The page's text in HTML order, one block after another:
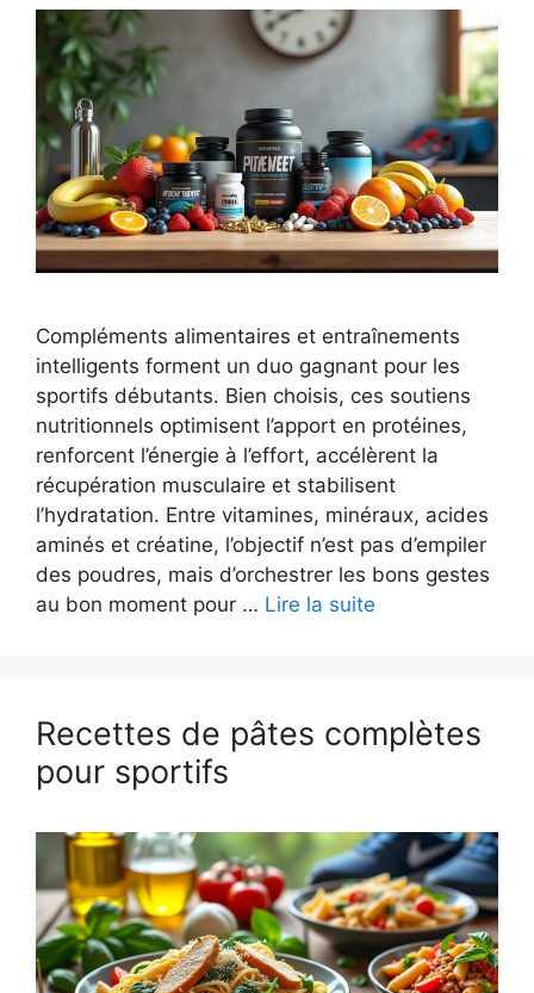
Compléments alimentaires et entraînements
intelligents forment un duo gagnant pour les
sportifs débutants. Bien choisis, ces soutiens
nutritionnels optimisent l’apport en protéines,
renforcent l’énergie à l’effort, accélèrent la
récupération musculaire et stabilisent
l’hydratation. Entre vitamines, minéraux, acides
aminés et créatine, l’objectif n’est pas d’empiler
des poudres, mais d’orchestrer les bons gestes
au bon moment pour … Lire la suite
Recettes de pâtes complètes
pour sportifs